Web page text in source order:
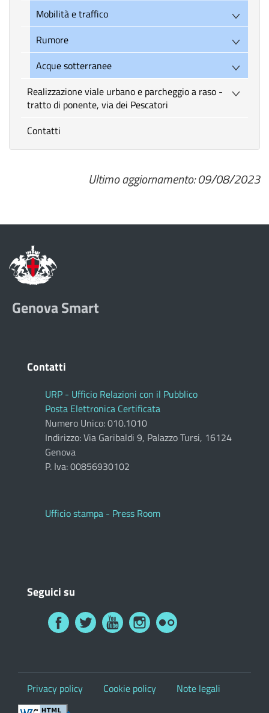
Mobilità e traffico
Rumore
Acque sotterranee
Realizzazione viale urbano e parcheggio a raso -
tratto di ponente, via dei Pescatori
Contatti
Ultimo aggiornamento: 09/08/2023
Genova Smart
Contatti
URP - Ufficio Relazioni con il Pubblico
Posta Elettronica Certificata
Numero Unico: 010.1010
Indirizzo: Via Garibaldi 9, Palazzo Tursi, 16124
Genova
P. Iva: 00856930102
Ufficio stampa - Press Room
Seguici su
Privacy policy Cookie policy Note legali